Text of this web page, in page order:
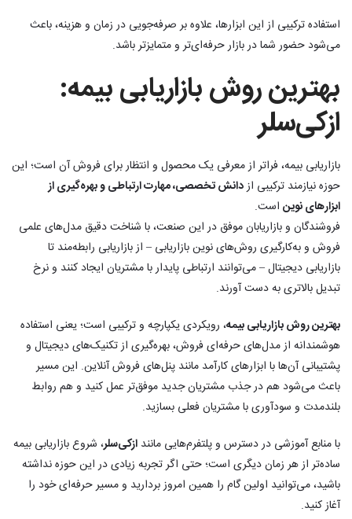
استفاده ترکیبی از این ابزارها، علاوه بر صرفه‌جویی در زمان و هزینه، باعث
می‌شود حضور شما در بازار حرفه‌ای‌تر و متمایزتر باشد.
بهترین روش بازاریابی بیمه:
ازکی‌سلر
بازاریابی بیمه، فراتر از معرفی یک محصول و انتظار برای فروش آن است؛ این
حوزه نیازمند ترکیبی ازدانش تخصصی، مهارت ارتباطی و بهره‌گیری از
ابزارهای نوین است.
فروشندگان و بازاریابان موفق در این صنعت، با شناخت دقیق مدل‌های علمی
فروش و به‌کارگیری روش‌های نوین بازاریابی – از بازاریابی رابطه‌مند تا
بازاریابی دیجیتال – می‌توانند ارتباطی پایدار با مشتریان ایجاد کنند و نرخ
تبدیل بالاتری به دست آورند.
بهترین روش بازاریابی بیمه، رویکردی یکپارچه و ترکیبی است؛ یعنی استفاده
هوشمندانه از مدل‌های حرفه‌ای فروش، بهره‌گیری از تکنیک‌های دیجیتال و
پشتیبانی آن‌ها با ابزارهای کارآمد مانند پنل‌های فروش آنلاین. این مسیر
باعث می‌شود هم در جذب مشتریان جدید موفق‌تر عمل کنید و هم روابط
بلندمدت و سودآوری با مشتریان فعلی بسازید.
با منابع آموزشی در دسترس و پلتفرم‌هایی مانند ازکی‌سلر، شروع بازاریابی بیمه
ساده‌تر از هر زمان دیگری است؛ حتی اگر تجربه زیادی در این حوزه نداشته
باشید، می‌توانید اولین گام را همین امروز بردارید و مسیر حرفه‌ای خود را
آغاز کنید.